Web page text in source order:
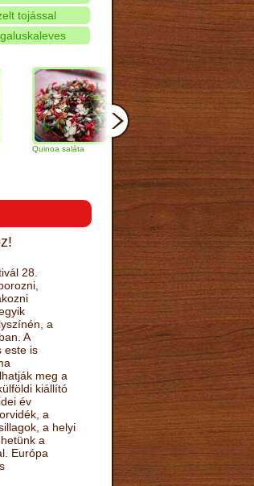
tojással
Quinoa saláta Mandulás kifli
narancs
28.
a
A
este is
meg a
kiállító
év
a
a helyi
a
Európa